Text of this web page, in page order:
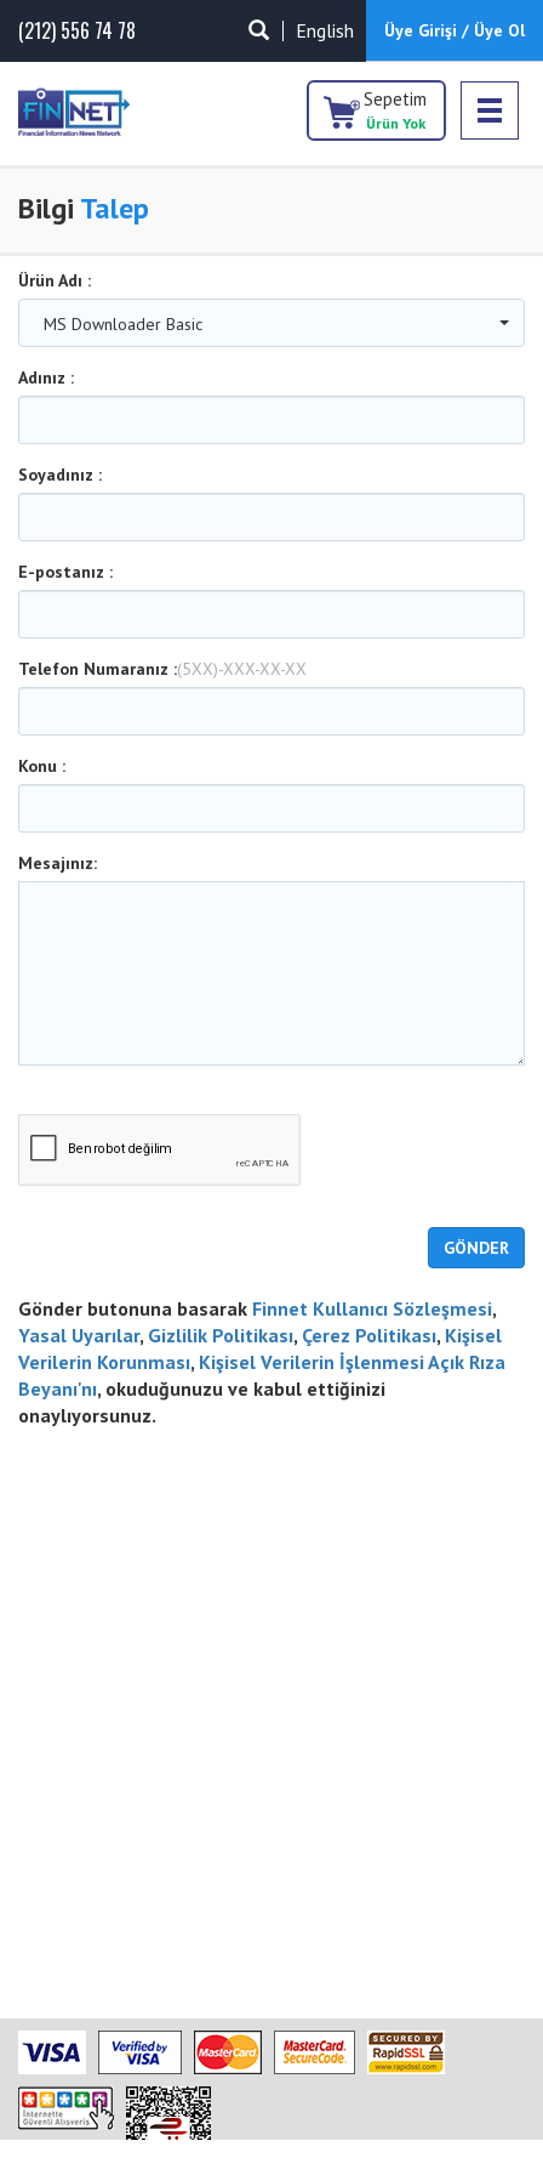
(212) 556 74 78 Üye Girişi / Üye Ol
English
Sepetim
Ürün Yok
Bilgi Talep
Ürün Adı :
MS Downloader Basic
Adınız :
Soyadınız :
E-postanız :
Telefon Numaranız :(5XX)-XXX-XX-XX
Konu :
Mesajınız:
GÖNDER
Gönder butonuna basarak Finnet Kullanıcı Sözleşmesi,
Yasal Uyarılar, Gizlilik Politikası, Çerez Politikası, Kişisel
Verilerin Korunması, Kişisel Verilerin İşlenmesi Açık Rıza
Beyanı'nı, okuduğunuzu ve kabul ettiğinizi
onaylıyorsunuz.